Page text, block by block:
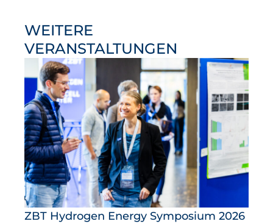
WEITERE
VERANSTALTUNGEN
ZBT Hydrogen Energy Symposium 2026